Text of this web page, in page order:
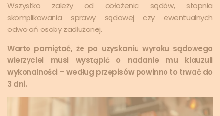
Wszystko zależy od obłożenia sądów, stopnia
skomplikowania sprawy sądowej czy ewentualnych
odwołań osoby zadłużonej.
Warto pamiętać, że po uzyskaniu wyroku sądowego
wierzyciel musi wystąpić o nadanie mu klauzuli
wykonalności – według przepisów powinno to trwać do
3 dni.